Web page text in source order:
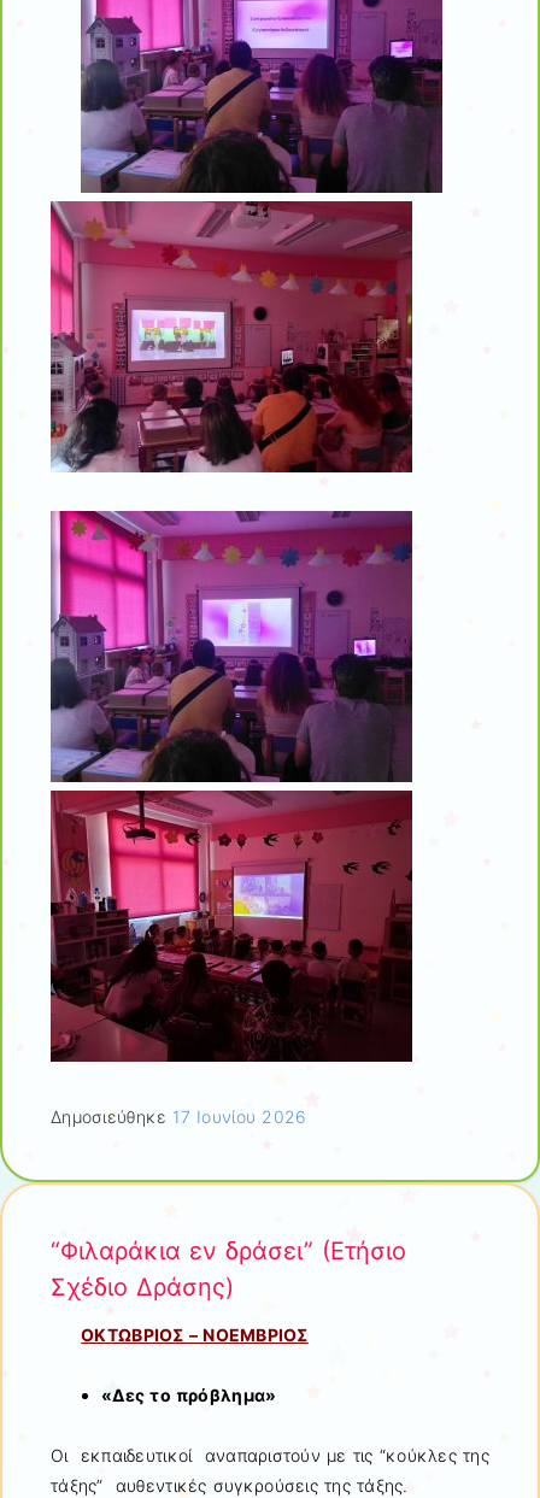
Δημοσιεύθηκε 17 Ιουνίου 2026
“Φιλαράκια εν δράσει” (Ετήσιο
Σχέδιο Δράσης)
ΟΚΤΩΒΡΙΟΣ – ΝΟΕΜΒΡΙΟΣ
«Δες το πρόβλημα»
Οι εκπαιδευτικοί αναπαριστούν με τις “κούκλες της
τάξης” αυθεντικές συγκρούσεις της τάξης.